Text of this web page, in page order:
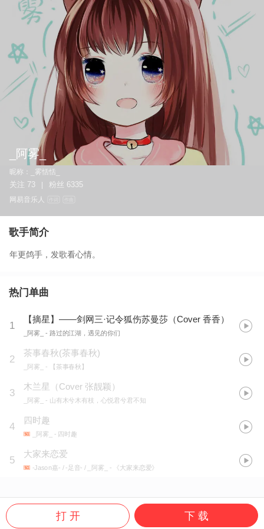
_阿雾_
昵称： _雾恬恬_
关注 73 粉丝 6335
网易音乐人
歌手简介
年更鸽手，发歌看心情。
热门单曲
1
【摘星】——剑网三·记令狐伤苏曼莎（Cover 香香）
_阿雾_ - 路过的江湖，遇见的你们
2
茶事春秋(茶事春秋)
_阿雾_ - 【茶事春秋】
3
木兰星（Cover 张靓颖）
_阿雾_ - 山有木兮木有枝，心悦君兮君不知
4
四时趣
_阿雾_ - 四时趣
5
大家来恋爱
-Jason嘉- / -足音- / _阿雾_ - 《大家来恋爱》
打 开 下 载